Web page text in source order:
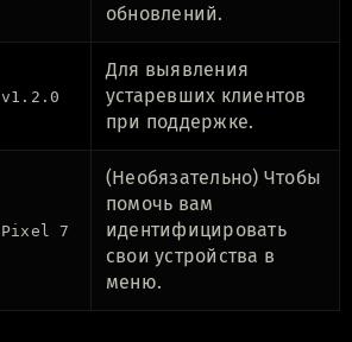
обновлений.
v1.2.0
Для выявления
устаревших клиентов
при поддержке.
Pixel 7
(Необязательно) Чтобы
помочь вам
идентифицировать
свои устройства в
меню.